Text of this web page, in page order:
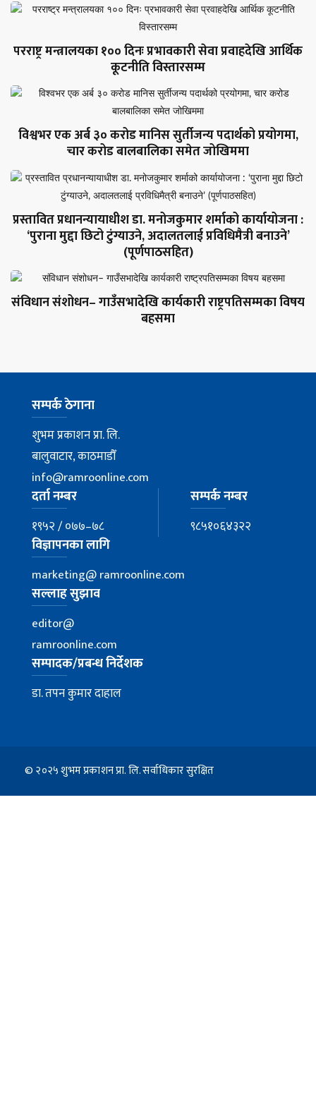
परराष्ट्र मन्त्रालयका १०० दिनः प्रभावकारी सेवा प्रवाहदेखि आर्थिक
कूटनीति विस्तारसम्म
विश्वभर एक अर्ब ३० करोड मानिस सुर्तीजन्य पदार्थको प्रयोगमा,
चार करोड बालबालिका समेत जोखिममा
प्रस्तावित प्रधानन्यायाधीश डा. मनोजकुमार शर्माको कार्यायोजना :
‘पुराना मुद्दा छिटो टुंग्याउने, अदालतलाई प्रविधिमैत्री बनाउने’
(पूर्णपाठसहित)
संविधान संशोधन– गाउँसभादेखि कार्यकारी राष्ट्रपतिसम्मका विषय
बहसमा
सम्पर्क ठेगाना
शुभम प्रकाशन प्रा. लि.
बालुवाटार, काठमाडौँ
info@ramroonline.com
दर्ता नम्बर
१९५२ / ०७७–७८
सम्पर्क नम्बर
९८५१०६४३२२
विज्ञापनका लागि
marketing@ ramroonline.com
सल्लाह सुझाव
editor@
ramroonline.com
सम्पादक/प्रबन्ध निर्देशक
डा. तपन कुमार दाहाल
© २०२५ शुभम प्रकाशन प्रा. लि. सर्वाधिकार सुरक्षित